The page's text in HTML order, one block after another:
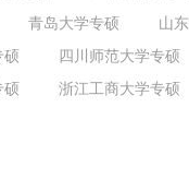
青岛大学专硕 山
硕 四川师范大学专硕
硕 浙江工商大学专硕